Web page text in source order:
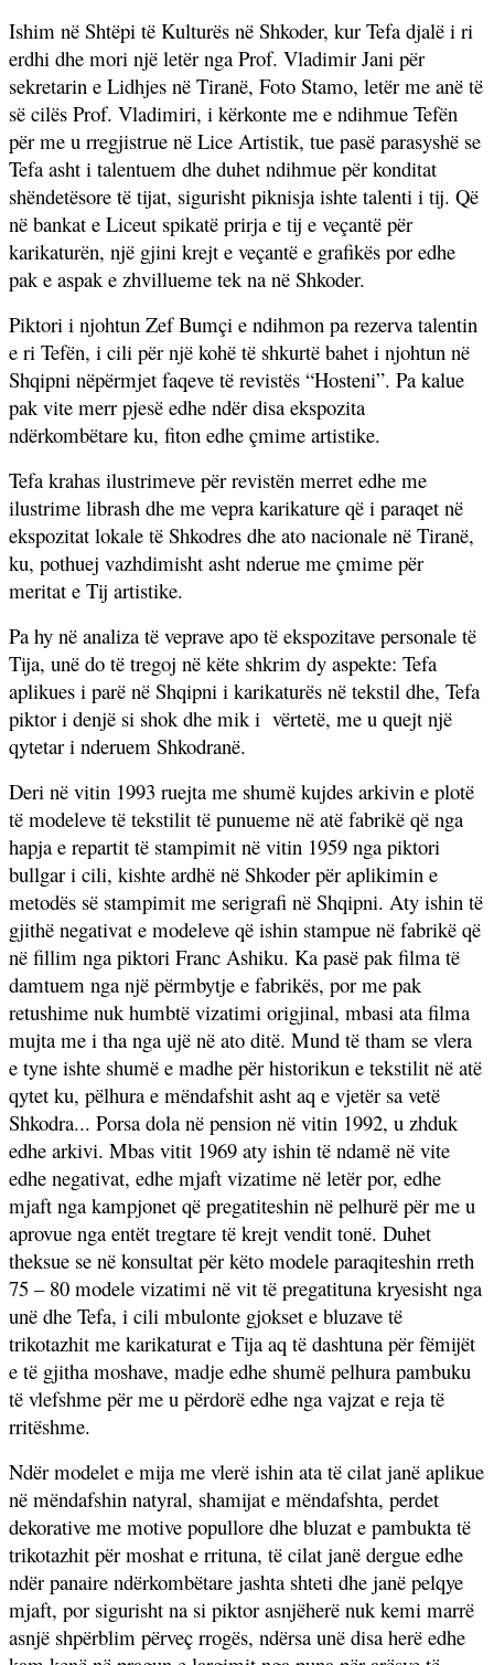
Ishim në Shtëpi të Kulturës në Shkoder, kur Tefa djalë i ri
erdhi dhe mori një letër nga Prof. Vladimir Jani për
sekretarin e Lidhjes në Tiranë, Foto Stamo, letër me anë të
së cilës Prof. Vladimiri, i kërkonte me e ndihmue Tefën
për me u rregjistrue në Lice Artistik, tue pasë parasyshë se
Tefa asht i talentuem dhe duhet ndihmue për konditat
shëndetësore të tijat, sigurisht piknisja ishte talenti i tij. Që
në bankat e Liceut spikatë prirja e tij e veçantë për
karikaturën, një gjini krejt e veçantë e grafikës por edhe
pak e aspak e zhvillueme tek na në Shkoder.
Piktori i njohtun Zef Bumçi e ndihmon pa rezerva talentin
e ri Tefën, i cili për një kohë të shkurtë bahet i njohtun në
Shqipni nëpërmjet faqeve të revistës “Hosteni”. Pa kalue
pak vite merr pjesë edhe ndër disa ekspozita
ndërkombëtare ku, fiton edhe çmime artistike.
Tefa krahas ilustrimeve për revistën merret edhe me
ilustrime librash dhe me vepra karikature që i paraqet në
ekspozitat lokale të Shkodres dhe ato nacionale në Tiranë,
ku, pothuej vazhdimisht asht nderue me çmime për
meritat e Tij artistike.
Pa hy në analiza të veprave apo të ekspozitave personale të
Tija, unë do të tregoj në këte shkrim dy aspekte: Tefa
aplikues i parë në Shqipni i karikaturës në tekstil dhe, Tefa
piktor i denjë si shok dhe mik i vërtetë, me u quejt një
qytetar i nderuem Shkodranë.
Deri në vitin 1993 ruejta me shumë kujdes arkivin e plotë
të modeleve të tekstilit të punueme në atë fabrikë që nga
hapja e repartit të stampimit në vitin 1959 nga piktori
bullgar i cili, kishte ardhë në Shkoder për aplikimin e
metodës së stampimit me serigrafi në Shqipni. Aty ishin të
gjithë negativat e modeleve që ishin stampue në fabrikë që
në fillim nga piktori Franc Ashiku. Ka pasë pak filma të
damtuem nga një përmbytje e fabrikës, por me pak
retushime nuk humbtë vizatimi origjinal, mbasi ata filma
mujta me i tha nga ujë në ato ditë. Mund të tham se vlera
e tyne ishte shumë e madhe për historikun e tekstilit në atë
qytet ku, pëlhura e mëndafshit asht aq e vjetër sa vetë
Shkodra... Porsa dola në pension në vitin 1992, u zhduk
edhe arkivi. Mbas vitit 1969 aty ishin të ndamë në vite
edhe negativat, edhe mjaft vizatime në letër por, edhe
mjaft nga kampjonet që pregatiteshin në pelhurë për me u
aprovue nga entët tregtare të krejt vendit tonë. Duhet
theksue se në konsultat për këto modele paraqiteshin rreth
75 – 80 modele vizatimi në vit të pregatituna kryesisht nga
unë dhe Tefa, i cili mbulonte gjokset e bluzave të
trikotazhit me karikaturat e Tija aq të dashtuna për fëmijët
e të gjitha moshave, madje edhe shumë pelhura pambuku
të vlefshme për me u përdorë edhe nga vajzat e reja të
rritëshme.
Ndër modelet e mija me vlerë ishin ata të cilat janë aplikue
në mëndafshin natyral, shamijat e mëndafshta, perdet
dekorative me motive popullore dhe bluzat e pambukta të
trikotazhit për moshat e rrituna, të cilat janë dergue edhe
ndër panaire ndërkombëtare jashta shteti dhe janë pelqye
mjaft, por sigurisht na si piktor asnjëherë nuk kemi marrë
asnjë shpërblim përveç rrogës, ndërsa unë disa herë edhe